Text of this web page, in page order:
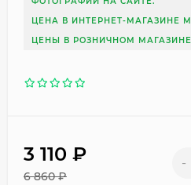
ЦЕНА В ИНТЕРНЕТ-МАГАЗИНЕ
ЦЕНЫ В РОЗНИЧНОМ
3 110 ₽
6 860₽
-